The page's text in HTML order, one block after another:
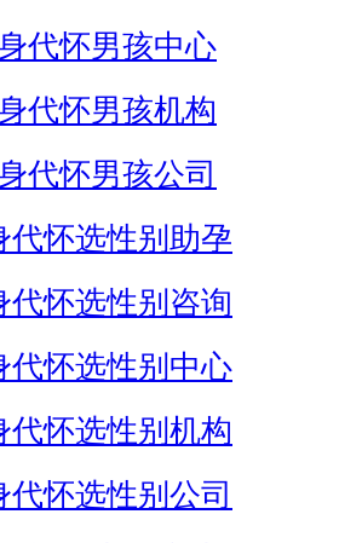
代怀男孩中心
代怀男孩机构
代怀男孩公司
代怀选性别助孕
代怀选性别咨询
代怀选性别中心
代怀选性别机构
代怀选性别公司